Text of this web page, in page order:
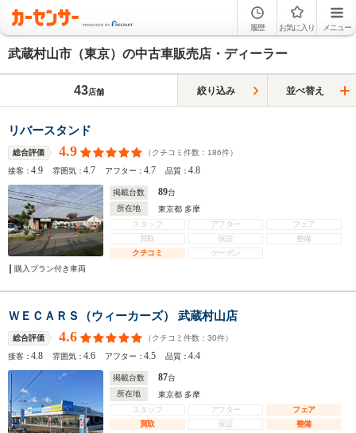
履歴 お気に入り メニュー
武蔵村山市（東京）の中古車販売店・ディーラー
43店舗 絞り込み 並べ替え
リバースタンド
総合評価 4.9 （クチコミ件数： 186件）
接客：4.9 雰囲気：4.7 アフター：4.7 品質：4.8
掲載台数 89台
所在地
東京都 多摩
スタッフ
アフター
フェア
買取
保証
整備
クチコミ
クーポン
購入プラン付き車両
ＷＥＣＡＲＳ（ウィーカーズ） 武蔵村山店
総合評価 4.6 （クチコミ件数： 30件）
接客：4.8 雰囲気：4.6 アフター：4.5 品質：4.4
掲載台数 87台
所在地
東京都 多摩
スタッフ
アフター
フェア
買取
保証
整備